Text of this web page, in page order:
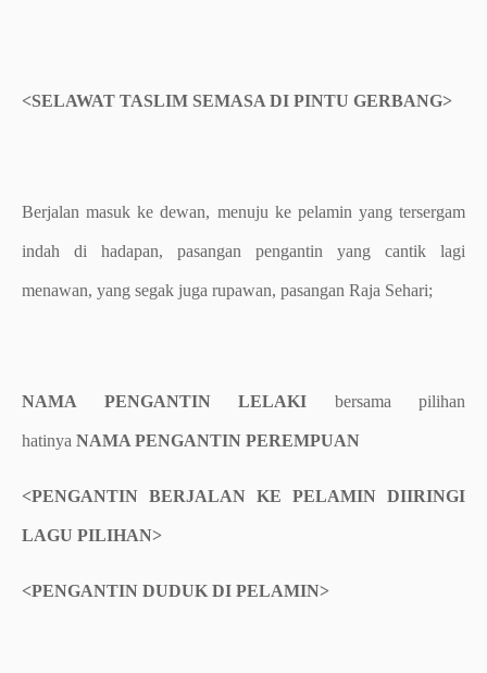
<SELAWAT TASLIM SEMASA DI PINTU GERBANG>
Berjalan masuk ke dewan, menuju ke pelamin yang tersergam
indah di hadapan, pasangan pengantin yang cantik lagi
menawan, yang segak juga rupawan, pasangan Raja Sehari;
NAMA PENGANTIN LELAKI bersama pilihan
hatinya NAMA PENGANTIN PEREMPUAN
<PENGANTIN BERJALAN KE PELAMIN DIIRINGI
LAGU PILIHAN>
<PENGANTIN DUDUK DI PELAMIN>